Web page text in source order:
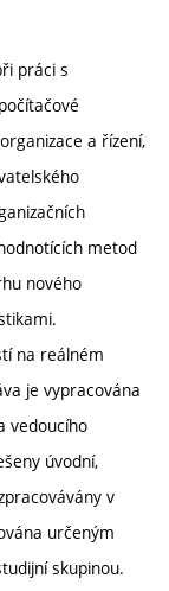
práci s
a řízení,
metod
nového
na reálném
je vypracována
vedoucího
úvodní,
v
určeným
skupinou.